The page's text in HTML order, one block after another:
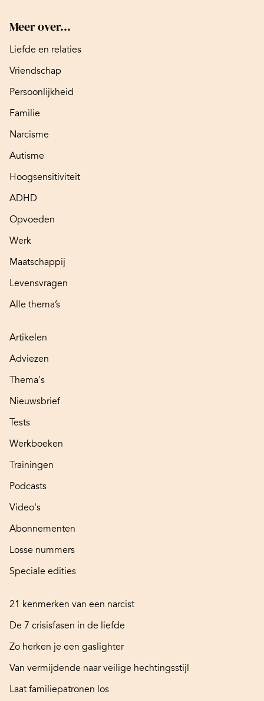
Meer over...
Liefde en relaties
Vriendschap
Persoonlijkheid
Familie
Narcisme
Autisme
Hoogsensitiviteit
ADHD
Opvoeden
Werk
Maatschappij
Levensvragen
Alle thema’s
Artikelen
Adviezen
Thema's
Nieuwsbrief
Tests
Werkboeken
Trainingen
Podcasts
Video's
Abonnementen
Losse nummers
Speciale edities
21 kenmerken van een narcist
De 7 crisisfasen in de liefde
Zo herken je een gaslighter
Van vermijdende naar veilige hechtingsstijl
Laat familiepatronen los